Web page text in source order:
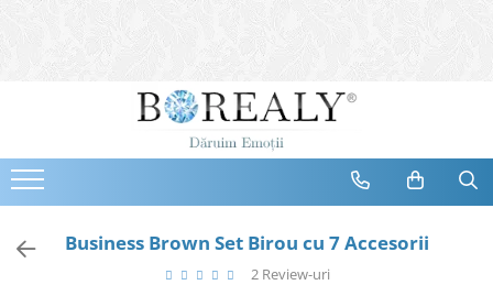
Bijuterii
Cercei
Bratari
ColiereBusiness Brown Set Birou cu 7 Accesorii
2 Review-uri